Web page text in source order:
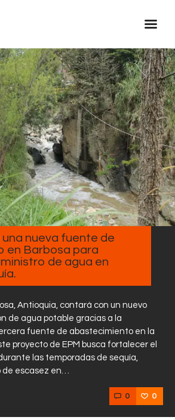
FM
La APP
nueva fuente de
en Barbosa para
de agua en
Antioquia, contará con un nuevo
de agua potable gracias a la
fuente de abastecimiento en la
proyecto de EPM busca fortalecer el
las temporadas de sequía,
de escasez en…
0 0